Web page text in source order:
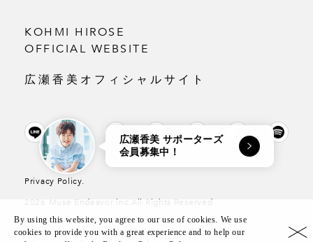
広瀬香美 サポーターズ
会員募集中！
KOHMI HIROSE
OFFICIAL WEBSITE
広瀬香美オフィシャルサイト
Privacy Policy.
2026 Muse Endeavor inc.All Rights Reserved
By using this website, you agree to our use of cookies. We use
cookies to provide you with a great experience and to help our